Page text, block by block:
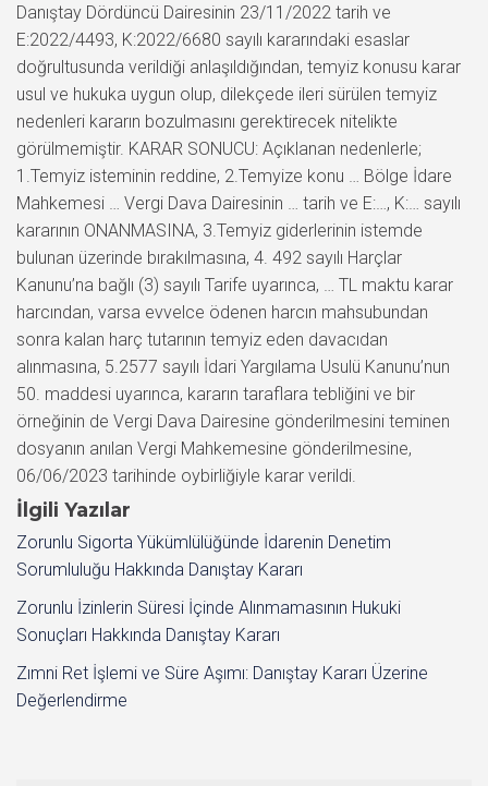
Danıştay Dördüncü Dairesinin 23/11/2022 tarih ve
E:2022/4493, K:2022/6680 sayılı kararındaki esaslar
doğrultusunda verildiği anlaşıldığından, temyiz konusu karar
usul ve hukuka uygun olup, dilekçede ileri sürülen temyiz
nedenleri kararın bozulmasını gerektirecek nitelikte
görülmemiştir. KARAR SONUCU: Açıklanan nedenlerle;
1.Temyiz isteminin reddine, 2.Temyize konu … Bölge İdare
Mahkemesi … Vergi Dava Dairesinin … tarih ve E:…, K:… sayılı
kararının ONANMASINA, 3.Temyiz giderlerinin istemde
bulunan üzerinde bırakılmasına, 4. 492 sayılı Harçlar
Kanunu’na bağlı (3) sayılı Tarife uyarınca, … TL maktu karar
harcından, varsa evvelce ödenen harcın mahsubundan
sonra kalan harç tutarının temyiz eden davacıdan
alınmasına, 5.2577 sayılı İdari Yargılama Usulü Kanunu’nun
50. maddesi uyarınca, kararın taraflara tebliğini ve bir
örneğinin de Vergi Dava Dairesine gönderilmesini teminen
dosyanın anılan Vergi Mahkemesine gönderilmesine,
06/06/2023 tarihinde oybirliğiyle karar verildi.
İlgili Yazılar
Zorunlu Sigorta Yükümlülüğünde İdarenin Denetim
Sorumluluğu Hakkında Danıştay Kararı
Zorunlu İzinlerin Süresi İçinde Alınmamasının Hukuki
Sonuçları Hakkında Danıştay Kararı
Zımni Ret İşlemi ve Süre Aşımı: Danıştay Kararı Üzerine
Değerlendirme